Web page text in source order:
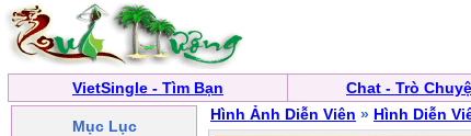
VietSingle - Tìm Bạn Chat - Trò
Mục Lục
Hình Ảnh Diễn Viên » Hình Diễn